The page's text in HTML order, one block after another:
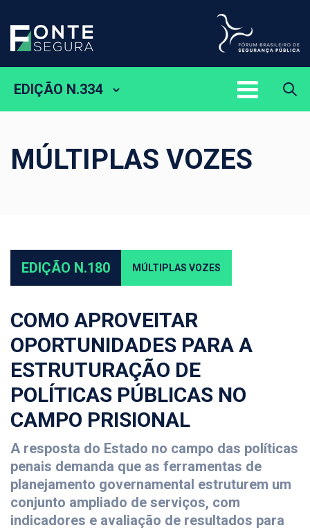
EDIÇÃO N.334
MÚLTIPLAS VOZES
EDIÇÃO N.180 MÚLTIPLAS VOZES
COMO APROVEITAR
OPORTUNIDADES PARA A
ESTRUTURAÇÃO DE
POLÍTICAS PÚBLICAS NO
CAMPO PRISIONAL
A resposta do Estado no campo das políticas
penais demanda que as ferramentas de
planejamento governamental estruturem um
conjunto ampliado de serviços, com
indicadores e avaliação de resultados para